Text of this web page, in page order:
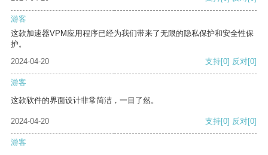
游客
这款加速器VPM应用程序已经为我们带来了无限的隐私保护和安全性保
护。
2024-04-20
支持[0] 反对[0]
游客
这款软件的界面设计非常简洁，一目了然。
2024-04-20 支持[0] 反对[0]
游客